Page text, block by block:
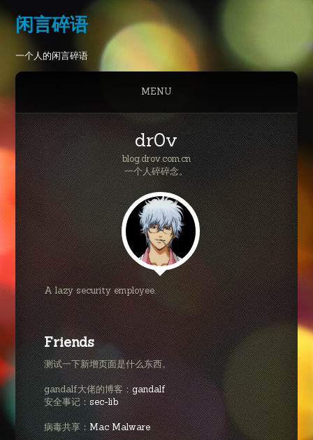
闲言碎语
一个人的闲言碎语
MENU
dr0v
blog.drov.com.cn
一个人碎碎念。
A lazy security employee.
Friends
测试一下新增页面是什么东西。
gandalf大佬的博客：gandalf
安全事记：sec-lib
病毒共享：Mac Malware